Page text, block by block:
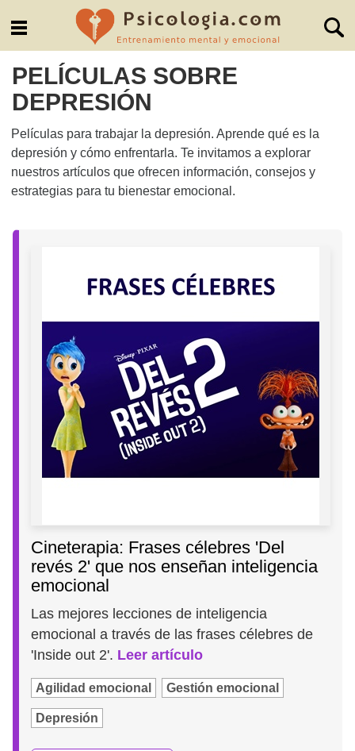
PELÍCULAS SOBRE
DEPRESIÓN
Películas para trabajar la depresión. Aprende qué es la
depresión y cómo enfrentarla. Te invitamos a explorar
nuestros artículos que ofrecen información, consejos y
estrategias para tu bienestar emocional.
Cineterapia: Frases célebres 'Del
revés 2' que nos enseñan inteligencia
emocional
Las mejores lecciones de inteligencia
emocional a través de las frases célebres de
'Inside out 2'. Leer artículo
Agilidad emocional Gestión emocional
Depresión